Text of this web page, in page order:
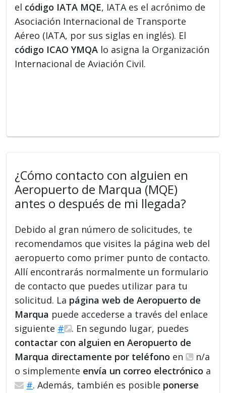
el código IATA MQE, IATA es el acrónimo de
Asociación Internacional de Transporte
Aéreo (IATA, por sus siglas en inglés). El
código ICAO YMQA lo asigna la Organización
Internacional de Aviación Civil.
¿Cómo contacto con alguien en
Aeropuerto de Marqua (MQE)
antes o después de mi llegada?
Debido al gran número de solicitudes, te
recomendamos que visites la página web del
aeropuerto como primer punto de contacto.
Allí encontrarás normalmente un formulario
de contacto que puedes utilizar para tu
solicitud. La página web de Aeropuerto de
Marqua puede accederse a través del enlace
siguiente #
. En segundo lugar, puedes
contactar con alguien en Aeropuerto de
Marqua directamente por teléfono en
n/a
o simplemente envía un correo electrónico a
#. Además, también es posible ponerse